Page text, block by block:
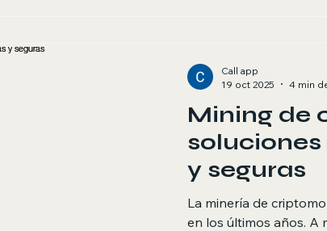
funcionamiento",
Mining de
y seguras
La minería de
en los últimos años. A
Call app
19 oct 2025
4 min